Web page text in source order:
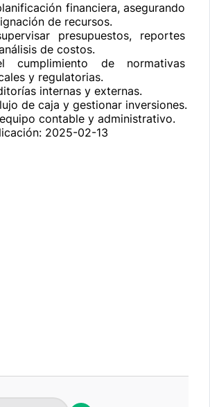
financiera, asegurando
de recursos.
presupuestos, reportes
de costos.
cumplimiento de normativas
y regulatorias.
internas y externas.
de caja y gestionar inversiones.
contable y administrativo.
2025-02-13